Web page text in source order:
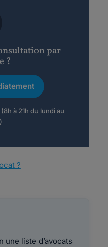
par
?
à 21h du lundi au
?
liste d’avocats